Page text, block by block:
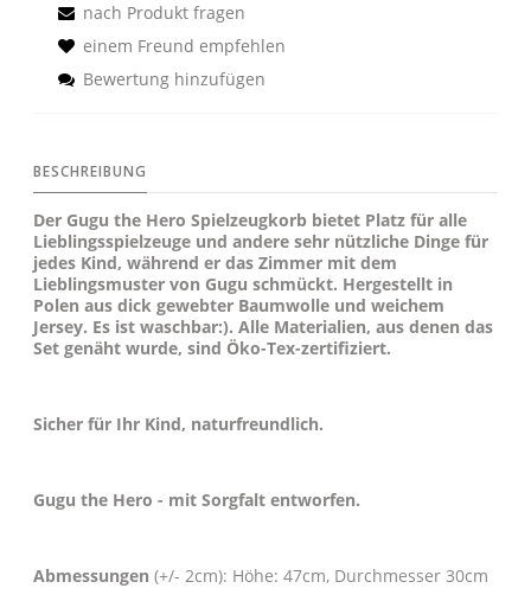
nach Produkt fragen
einem Freund empfehlen
Bewertung hinzufügen
BESCHREIBUNG
Der Gugu the Hero Spielzeugkorb bietet Platz für alle
Lieblingsspielzeuge und andere sehr nützliche Dinge für
jedes Kind, während er das Zimmer mit dem
Lieblingsmuster von Gugu schmückt. Hergestellt in
Polen aus dick gewebter Baumwolle und weichem
Jersey. Es ist waschbar:). Alle Materialien, aus denen das
Set genäht wurde, sind Öko-Tex-zertifiziert.
Sicher für Ihr Kind, naturfreundlich.
Gugu the Hero - mit Sorgfalt entworfen.
Abmessungen (+/- 2cm): Höhe: 47cm, Durchmesser 30cm